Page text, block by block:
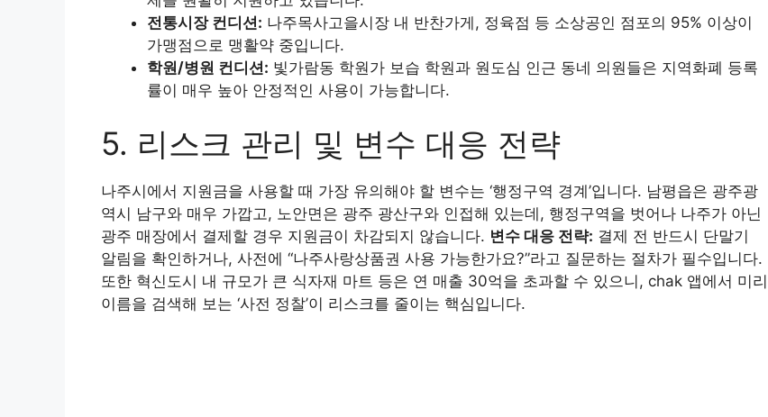
전통시장 컨디션: 나주목사고을시장 내 반찬가게, 정육점 등 소상공인 점포의 95% 이상이
가맹점으로 맹활약 중입니다.
학원/병원 컨디션: 빛가람동 학원가 보습 학원과 원도심 인근 동네 의원들은 지역화폐 등록
률이 매우 높아 안정적인 사용이 가능합니다.
5. 리스크 관리 및 변수 대응 전략
나주시에서 지원금을 사용할 때 가장 유의해야 할 변수는 ‘행정구역 경계’입니다. 남평읍은 광주광
역시 남구와 매우 가깝고, 노안면은 광주 광산구와 인접해 있는데, 행정구역을 벗어나 나주가 아닌
광주 매장에서 결제할 경우 지원금이 차감되지 않습니다. 변수 대응 전략: 결제 전 반드시 단말기
알림을 확인하거나, 사전에 “나주사랑상품권 사용 가능한가요?”라고 질문하는 절차가 필수입니다.
또한 혁신도시 내 규모가 큰 식자재 마트 등은 연 매출 30억을 초과할 수 있으니, chak 앱에서 미리
이름을 검색해 보는 ‘사전 정찰’이 리스크를 줄이는 핵심입니다.